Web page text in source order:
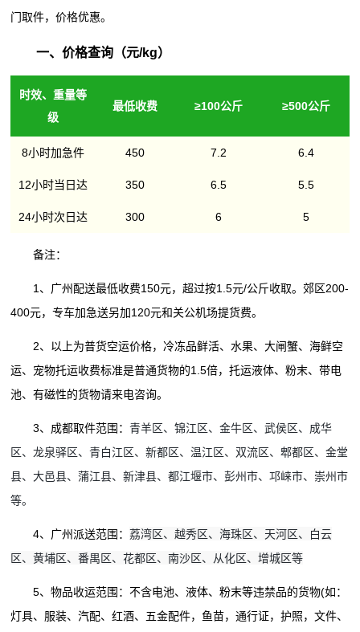
门取件，价格优惠。
一、价格查询（元/kg）
时效、重量等
级
最低收费 ≥100公斤 ≥500公斤
8小时加急件 450 7.2 6.4
12小时当日达 350 6.5 5.5
24小时次日达 300 6 5
备注：
1、广州配送最低收费150元，超过按1.5元/公斤收取。郊区200-
400元，专车加急送另加120元和关公机场提货费。
2、以上为普货空运价格，冷冻品鲜活、水果、大闸蟹、海鲜空
运、宠物托运收费标准是普通货物的1.5倍，托运液体、粉末、带电
池、有磁性的货物请来电咨询。
3、成都取件范围： 青羊区、锦江区、金牛区、武侯区、成华
区、龙泉驿区、青白江区、新都区、温江区、双流区、郫都区、金堂
县、大邑县、蒲江县、新津县、都江堰市、彭州市、邛崃市、崇州市
等。
4、广州派送范围： 荔湾区、越秀区、海珠区、天河区、白云
区、黄埔区、番禺区、花都区、南沙区、从化区、增城区等
5、物品收运范围：不含电池、液体、粉末等违禁品的货物(如：
灯具、服装、汽配、红酒、五金配件，鱼苗，通行证，护照，文件、